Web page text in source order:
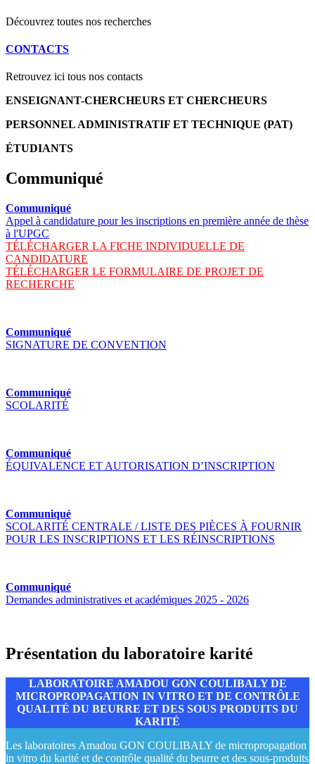
Découvrez toutes nos recherches
CONTACTS
Retrouvez ici tous nos contacts
ENSEIGNANT-CHERCHEURS ET CHERCHEURS
PERSONNEL ADMINISTRATIF ET TECHNIQUE (PAT)
ÉTUDIANTS
Communiqué
Communiqué
Appel à candidature pour les inscriptions en première année de thèse
à l'UPGC
TÉLÉCHARGER LA FICHE INDIVIDUELLE DE
CANDIDATURE
TÉLÉCHARGER LE FORMULAIRE DE PROJET DE
RECHERCHE
Communiqué
SIGNATURE DE CONVENTION
Communiqué
SCOLARITÉ
Communiqué
ÉQUIVALENCE ET AUTORISATION D’INSCRIPTION
Communiqué
SCOLARITÉ CENTRALE / LISTE DES PIÈCES À FOURNIR
POUR LES INSCRIPTIONS ET LES RÉINSCRIPTIONS
Communiqué
Demandes administratives et académiques 2025 - 2026
Présentation du laboratoire karité
LABORATOIRE AMADOU GON COULIBALY DE
MICROPROPAGATION IN VITRO ET DE CONTRÔLE
QUALITÉ DU BEURRE ET DES SOUS PRODUITS DU
KARITÉ
Les laboratoires Amadou GON COULIBALY de micropropagation
in vitro du karité et de contrôle qualité du beurre et des sous-produits